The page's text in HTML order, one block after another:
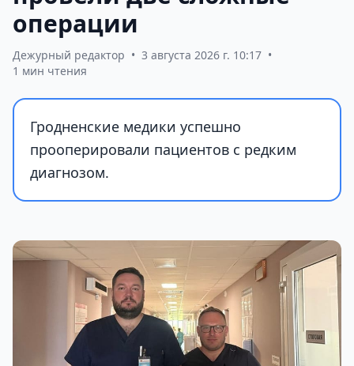
операции
Дежурный редактор • 3 августа 2026 г. 10:17 •
1 мин чтения
Гродненские медики успешно
прооперировали пациентов с редким
диагнозом.